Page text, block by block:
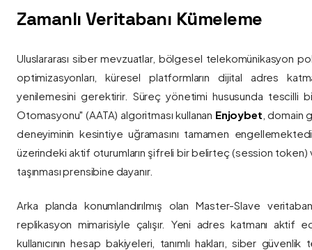
Zamanlı Veritabanı Kümeleme
Uluslararası siber mevzuatlar, bölgesel telekomünikasyon
optimizasyonları, küresel platformların dijital adres
yenilemesini gerektirir. Süreç yönetimi hususunda tescilli
Otomasyonu" (AATA) algoritması kullanan Enjoybet , domain
deneyiminin kesintiye uğramasını tamamen
üzerindeki aktif oturumların şifreli bir belirteç (session token)
taşınması prensibine dayanır.
Arka planda konumlandırılmış olan Master-Slave
replikasyon mimarisiyle çalışır. Yeni adres katmanı aktif
kullanıcının hesap bakiyeleri, tanımlı hakları, siber